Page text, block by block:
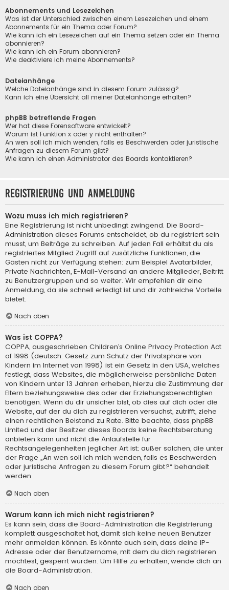
Abonnements und Lesezeichen
Was ist der Unterschied zwischen einem Lesezeichen und einem
Abonnements für ein Thema oder Forum?
Wie kann ich ein Lesezeichen auf ein Thema setzen oder ein Thema
abonnieren?
Wie kann ich ein Forum abonnieren?
Wie deaktiviere ich meine Abonnements?
Dateianhänge
Welche Dateianhänge sind in diesem Forum zulässig?
Kann ich eine Übersicht all meiner Dateianhänge erhalten?
phpBB betreffende Fragen
Wer hat diese Forensoftware entwickelt?
Warum ist Funktion x oder y nicht enthalten?
An wen soll ich mich wenden, falls es Beschwerden oder juristische
Anfragen zu diesem Forum gibt?
Wie kann ich einen Administrator des Boards kontaktieren?
Registrierung und Anmeldung
Wozu muss ich mich registrieren?
Eine Registrierung ist nicht unbedingt zwingend. Die Board-
Administration dieses Forums entscheidet, ob du registriert sein
musst, um Beiträge zu schreiben. Auf jeden Fall erhältst du als
registriertes Mitglied Zugriff auf zusätzliche Funktionen, die
Gästen nicht zur Verfügung stehen: zum Beispiel Avatarbilder,
Private Nachrichten, E-Mail-Versand an andere Mitglieder, Beitritt
zu Benutzergruppen und so weiter. Wir empfehlen dir eine
Anmeldung, da sie schnell erledigt ist und dir zahlreiche Vorteile
bietet.
Nach oben
Was ist COPPA?
COPPA, ausgeschrieben Children’s Online Privacy Protection Act
of 1998 (deutsch: Gesetz zum Schutz der Privatsphäre von
Kindern im Internet von 1998) ist ein Gesetz in den USA, welches
festlegt, dass Websites, die möglicherweise persönliche Daten
von Kindern unter 13 Jahren erheben, hierzu die Zustimmung der
Eltern beziehungsweise des oder der Erziehungsberechtigten
benötigen. Wenn du dir unsicher bist, ob dies auf dich oder die
Website, auf der du dich zu registrieren versuchst, zutrifft, ziehe
einen rechtlichen Beistand zu Rate. Bitte beachte, dass phpBB
Limited und der Besitzer dieses Boards keine Rechtsberatung
anbieten kann und nicht die Anlaufstelle für
Rechtsangelegenheiten jeglicher Art ist; außer solchen, die unter
der Frage „An wen soll ich mich wenden, falls es Beschwerden
oder juristische Anfragen zu diesem Forum gibt?“ behandelt
werden.
Nach oben
Warum kann ich mich nicht registrieren?
Es kann sein, dass die Board-Administration die Registrierung
komplett ausgeschaltet hat, damit sich keine neuen Benutzer
mehr anmelden können. Es könnte auch sein, dass deine IP-
Adresse oder der Benutzername, mit dem du dich registrieren
möchtest, gesperrt wurden. Um Hilfe zu erhalten, wende dich an
die Board-Administration.
Nach oben